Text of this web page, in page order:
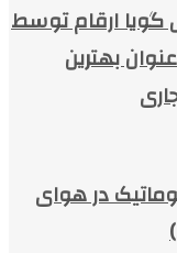
ارقام توسط
بهترین
در هوای